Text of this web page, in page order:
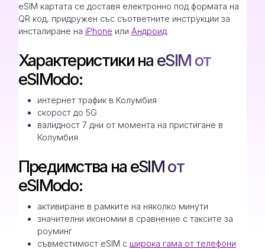
eSIM картата се доставя електронно под формата на
QR код, придружен със съответните инструкции за
инсталиране на iPhone или Андроид.
Характеристики на eSIM от
eSIModo:
интернет трафик в Колумбия
скорост до 5G
валидност 7 дни от момента на пристигане в
Колумбия
Предимства на eSIM от
eSIModo:
активиране в рамките на няколко минути
значителни икономии в сравнение с таксите за
роуминг
съвместимост eSIM с широка гама от телефони